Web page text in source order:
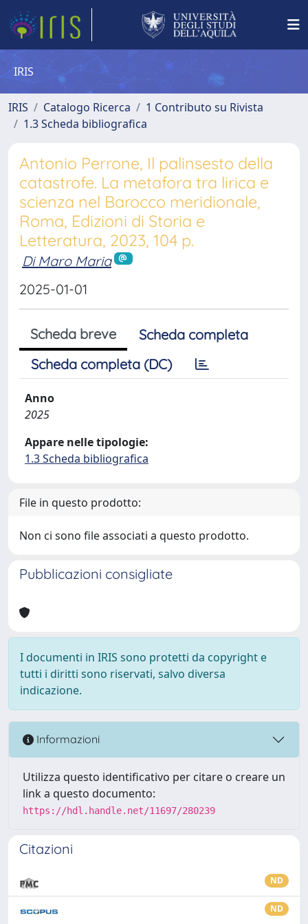
IRIS
IRIS Catalogo Ricerca
1 Contributo su Rivista
1.3 Scheda bibliografica
Antonio Perrone, Il palinsesto della
catastrofe. La metafora tra lirica e
scienza nel Barocco meridionale,
Roma, Edizioni di Storia e
Letteratura, 2023, 104 p.
Di Maro Maria
2025-01-01
Scheda breve
Scheda completa
Scheda completa (DC)
Anno
2025
Appare nelle tipologie:
1.3 Scheda bibliografica
File in questo prodotto:
Non ci sono file associati a questo prodotto.
Pubblicazioni consigliate
I documenti in IRIS sono protetti da copyright e
tutti i diritti sono riservati, salvo diversa
indicazione.
Informazioni
Utilizza questo identificativo per citare o creare un
link a questo documento:
https://hdl.handle.net/11697/280239
Citazioni
ND
ND